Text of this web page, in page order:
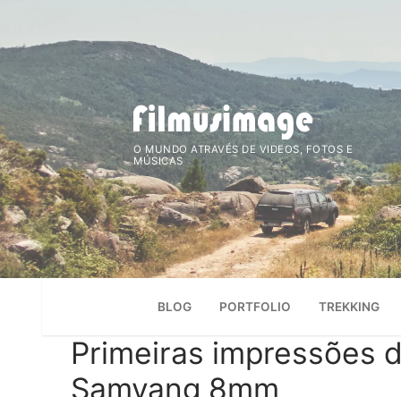
conteúdo
O MUNDO ATRAVÉS DE VIDEOS, FOTOS E
MÚSICAS
BLOG PORTFOLIO TREKKING
Primeiras impressões
Samyang 8mm